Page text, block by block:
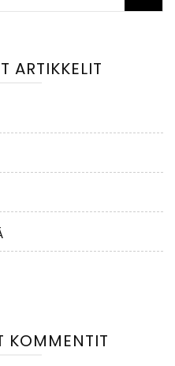
ARTIKKELIT
KOMMENTIT